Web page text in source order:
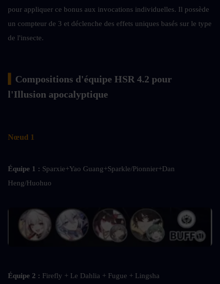
pour appliquer ce bonus aux invocations individuelles. Il possède
un compteur de 3 et déclenche des effets uniques basés sur le type
de l'insecte.
Compositions d'équipe HSR 4.2 pour
l'Illusion apocalyptique
Nœud 1
Équipe 1 : Sparxie+Yao Guang+Sparkle/Pionnier+Dan
Heng/Huohuo
Équipe 2 : Firefly + Le Dahlia + Fugue + Lingsha